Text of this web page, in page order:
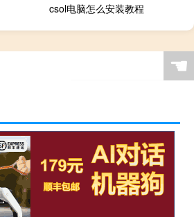
csol电脑怎么安装教程
☚